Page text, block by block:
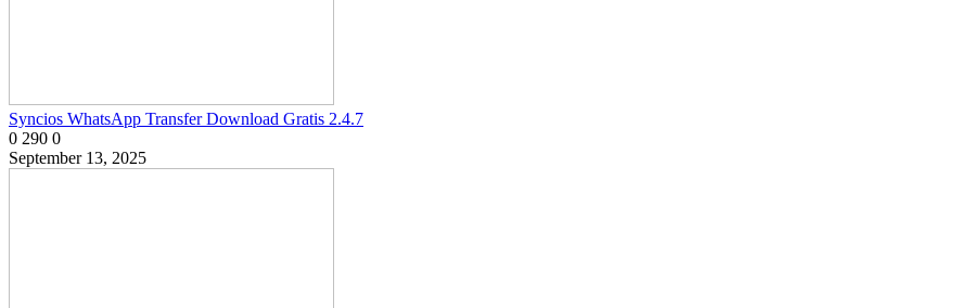
Syncios WhatsApp Transfer Download Gratis 2.4.7
0 290 0
September 13, 2025